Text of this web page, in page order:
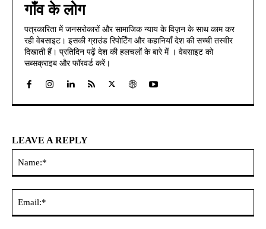
गाँव के लोग
पत्रकारिता में जनसरोकारों और सामाजिक न्याय के विज़न के साथ काम कर
रही वेबसाइट। इसकी ग्राउंड रिपोर्टिंग और कहानियाँ देश की सच्ची तस्वीर
दिखाती हैं। प्रतिदिन पढ़ें देश की हलचलों के बारे में । वेबसाइट को
सब्सक्राइब और फॉरवर्ड करें।
LEAVE A REPLY